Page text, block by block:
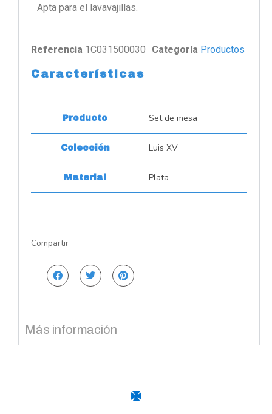
Apta para el lavavajillas.
Referencia 1C031500030 Categoría Productos
Características
Producto Set de mesa
Colección Luis XV
Material Plata
Compartir
Más información